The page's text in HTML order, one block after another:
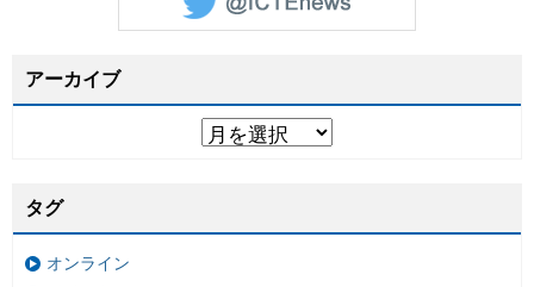
アーカイブ
タグ
オンライン